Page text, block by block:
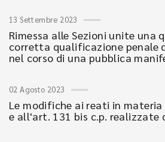
13 Settembre 2023
Rimessa alle Sezioni unite una
corretta qualificazione penale
nel corso di una pubblica
02 Agosto 2023
Le modifiche ai reati in
e all'art. 131 bis c.p. realizzate